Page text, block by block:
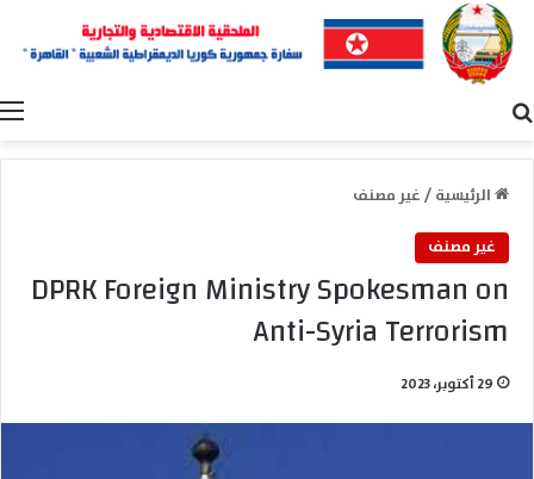
الرئيسية/غير مصنف
غير مصنف
DPRK Foreign Ministry Spokesman on
Anti-Syria Terrorism
29 أكتوبر، 2023